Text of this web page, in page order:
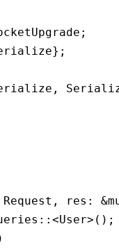
;
};
,
Request , res :
:: <User>();